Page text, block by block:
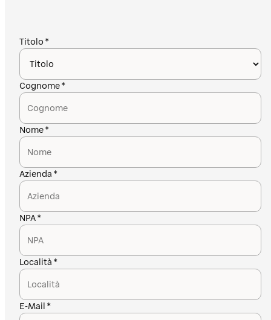
Titolo
Cognome
Nome
Azienda
NPA
Località
E-Mail